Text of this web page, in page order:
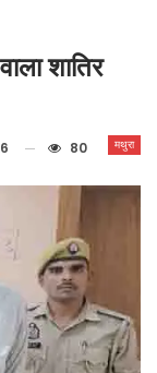
शातिर
मथुरा
80